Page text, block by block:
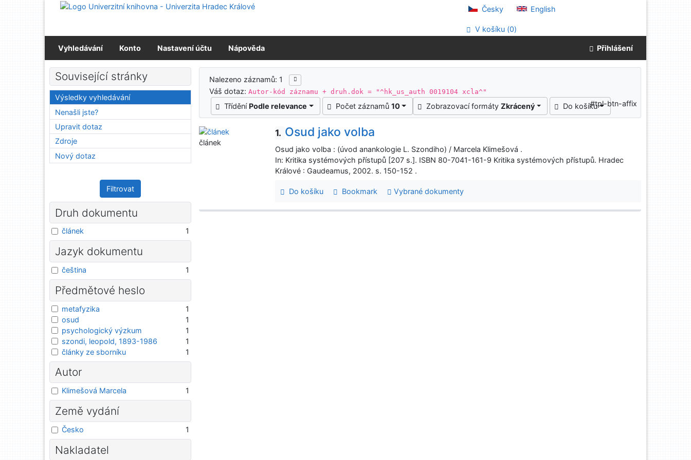
Přejít na obsah
Česky English
V košíku (0)
Vyhledávání Konto Nastavení účtu Nápověda Přihlášení
Výsledky vyhledávání
Nalezeno záznamů: 1
Váš dotaz:Autor-kód záznamu + druh.dok = "^hk_us_auth 0019104 xcla^"
Třídění Podle relevance Počet záznamů 10 Zobrazovací formáty Zkrácený Do košíku#tpl-btn-affix
1. Osud jako volba
Osud jako volba : (úvod anankologie L. Szondiho) / Marcela Klimešová .
In: Kritika systémových přístupů [207 s.]. ISBN 80-7041-161-9 Kritika systémových přístupů. Hradec
Králové : Gaudeamus, 2002. s. 150-152 .
Do košíku Bookmark Vybrané dokumenty
článek
Související stránky
Výsledky vyhledávání
Nenašli jste?
Upravit dotaz
Zdroje
Nový dotaz
Filtrovat
Druh dokumentu
článek 1
Jazyk dokumentu
čeština 1
Předmětové heslo
metafyzika
1
osud
1
psychologický výzkum
1
szondi, leopold, 1893-1986
1
články ze sborníku
1
Autor
Klimešová Marcela 1
Země vydání
Česko 1
Nakladatel